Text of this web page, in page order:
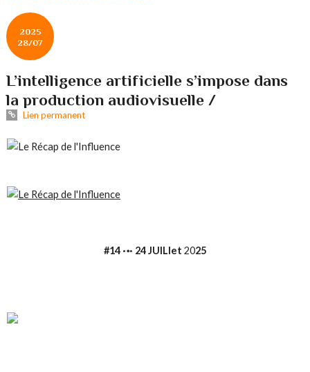
2025
28/07
L’intelligence artificielle s’impose dans
la production audiovisuelle /
Lien permanent
#14·॰· 24 JUILlet 2025